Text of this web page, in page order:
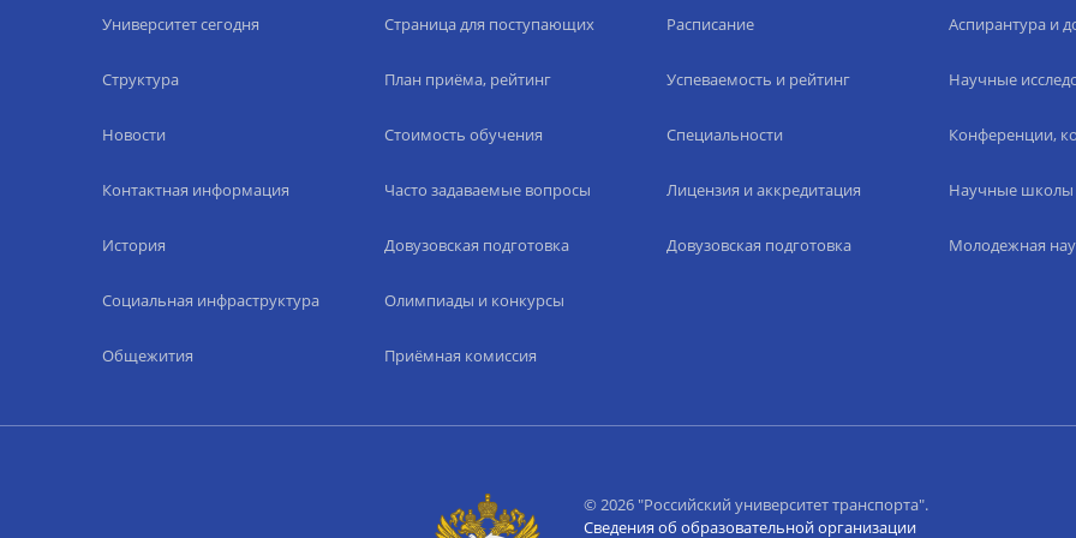
Университет сегодня
Структура
Новости
Контактная информация
История
Социальная инфраструктура
Общежития
Страница для поступающих
План приёма, рейтинг
Стоимость обучения
Часто задаваемые вопросы
Довузовская подготовка
Олимпиады и конкурсы
Приёмная комиссия
Расписание
Успеваемость и рейтинг
Специальности
Лицензия и аккредитация
Довузовская подготовка
Аспирантура и
Научные
Конференции,
Научные школы
Молодежная
© 2026 "Российский университет транспорта".
Сведения об образовательной организации